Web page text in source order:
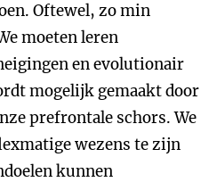
Oftewel, zo min
moeten leren
en evolutionair
mogelijk gemaakt door
prefrontale schors. We
wezens te zijn
kunnen